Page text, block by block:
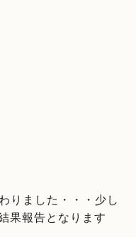
りました・・・少し
果報告となります